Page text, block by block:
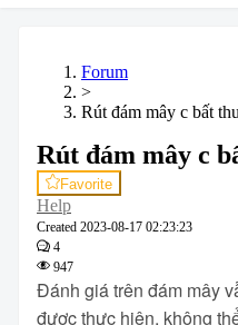
Forum
>
Rút đám mây c bất
Rút đám mây c
Favorite
Help
Created 2023-08-17 02:23:23
4
947
Đánh giá trên đám mây
được thực hiện, không